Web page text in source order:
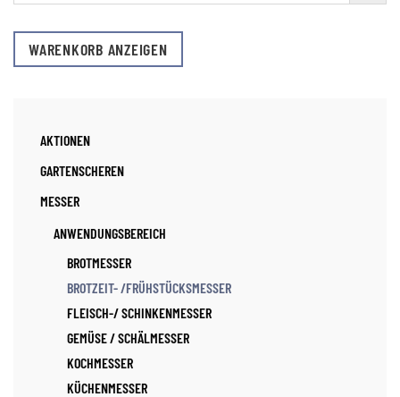
WARENKORB ANZEIGEN
AKTIONEN
GARTENSCHEREN
MESSER
ANWENDUNGSBEREICH
BROTMESSER
BROTZEIT- /FRÜHSTÜCKSMESSER
FLEISCH-/ SCHINKENMESSER
GEMÜSE / SCHÄLMESSER
KOCHMESSER
KÜCHENMESSER